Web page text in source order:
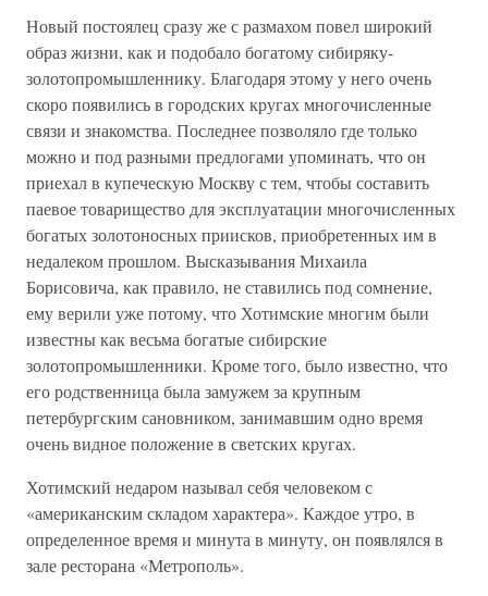
Новый постоялец сразу же с размахом повел широкий
образ жизни, как и подобало богатому сибиряку-
золотопромышленнику. Благодаря этому у него очень
скоро появились в городских кругах многочисленные
связи и знакомства. Последнее позволяло где только
можно и под разными предлогами упоминать, что он
приехал в купеческую Москву с тем, чтобы составить
паевое товарищество для эксплуатации многочисленных
богатых золотоносных приисков, приобретенных им в
недалеком прошлом. Высказывания Михаила
Борисовича, как правило, не ставились под сомнение,
ему верили уже потому, что Хотимские многим были
известны как весьма богатые сибирские
золотопромышленники. Кроме того, было известно, что
его родственница была замужем за крупным
петербургским сановником, занимавшим одно время
очень видное положение в светских кругах.
Хотимский недаром называл себя человеком с
«американским складом характера». Каждое утро, в
определенное время и минута в минуту, он появлялся в
зале ресторана «Метрополь».